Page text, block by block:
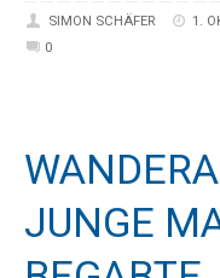
SIMON SCHÄFER 1.
0
JUNGE